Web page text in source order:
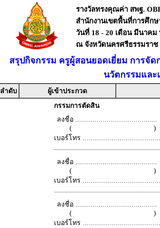
รางวัลทรงคุณค่า สพฐ.
สำนักงานเขตพื้นที่การศึก
วันที่ 18 - 20 เดือน มีนาคม
ณ จังหวัดนครศรีธรรมราช
สรุปกิจกรรม ครูผู้สอนยอดเยี่ยม การจั
นวัตกรรมและ
ลำดับ ผู้เข้าประกวด
กรรมการตัดสิน
ลงชื่อ ..........................................
( )
เบอร์โทร ........................................
ลงชื่อ ..........................................
( )
เบอร์โทร ........................................
ลงชื่อ ..........................................
( )
เบอร์โทร ........................................